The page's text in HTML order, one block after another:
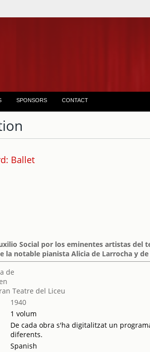
SPONSORS CONTACT
Ballet
Social por los eminentes artistas del
la notable pianista Alicia de Larrocha y
de
Teatre del Liceu
1940
1 volum
De cada obra s'ha digitalitzat un
diferents.
Spanish